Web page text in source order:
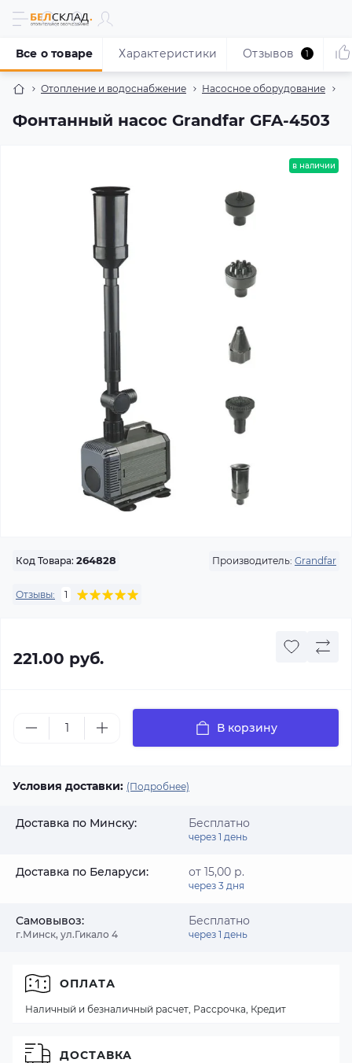
Отопление и водоснабжение Насосное оборудование
Фонтанный насос Grandfar GFA-4503
Все о товаре Характеристики Отзывов 1
в наличии
Код Товара: 264828 Производитель: Grandfar
Отзывы: 1
221.00 руб.
В корзину
Условия доставки: (Подробнее)
Доставка по Минску: Бесплатно
через 1 день
Доставка по Беларуси: от 15,00 р.
через 3 дня
Самовывоз:
г.Минск, ул.Гикало 4
Бесплатно
через 1 день
ОПЛАТА
Наличный и безналичный расчет, Рассрочка, Кредит
ДОСТАВКА